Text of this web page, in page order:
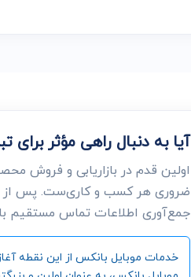
آیا به دنبال راهی مؤثر
اولین قدم در بازاریابی و فروش
ضروری هر کسب و کاری‌ست. پس از
جمع‌آوری اطلاعات تماس مستقیم با
خدمات موبایل بانکس از این نقطه